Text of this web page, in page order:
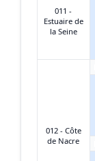
011 -
Estuaire de
la Seine
012 - Côte
de Nacre